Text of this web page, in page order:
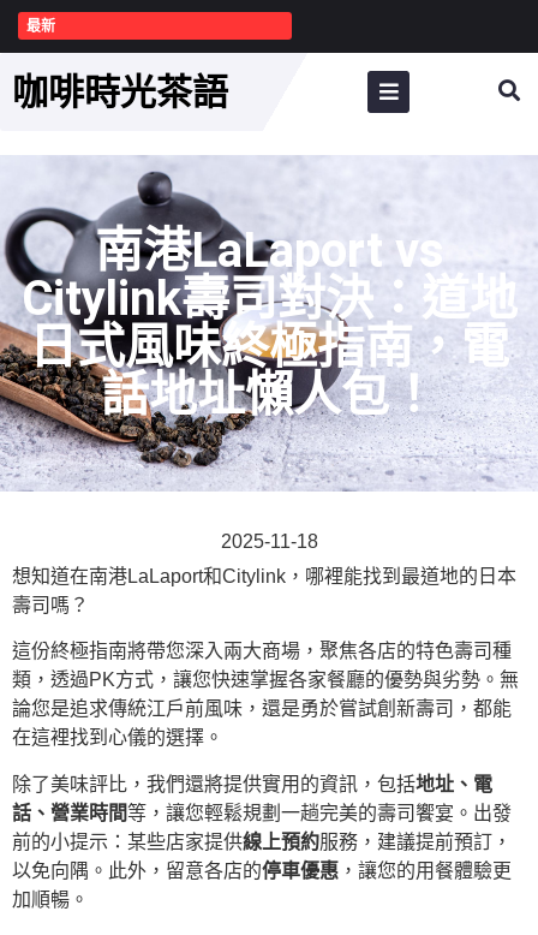
最新
咖啡時光茶語
南港LaLaport vs
Citylink壽司對決：道地
日式風味終極指南，電
話地址懶人包！
2025-11-18
想知道在南港LaLaport和Citylink，哪裡能找到最道地的日本
壽司嗎？
這份終極指南將帶您深入兩大商場，聚焦各店的特色壽司種
類，透過PK方式，讓您快速掌握各家餐廳的優勢與劣勢。無
論您是追求傳統江戶前風味，還是勇於嘗試創新壽司，都能
在這裡找到心儀的選擇。
除了美味評比，我們還將提供實用的資訊，包括地址、電
話、營業時間等，讓您輕鬆規劃一趟完美的壽司饗宴。出發
前的小提示：某些店家提供線上預約服務，建議提前預訂，
以免向隅。此外，留意各店的停車優惠 ，讓您的用餐體驗更
加順暢。